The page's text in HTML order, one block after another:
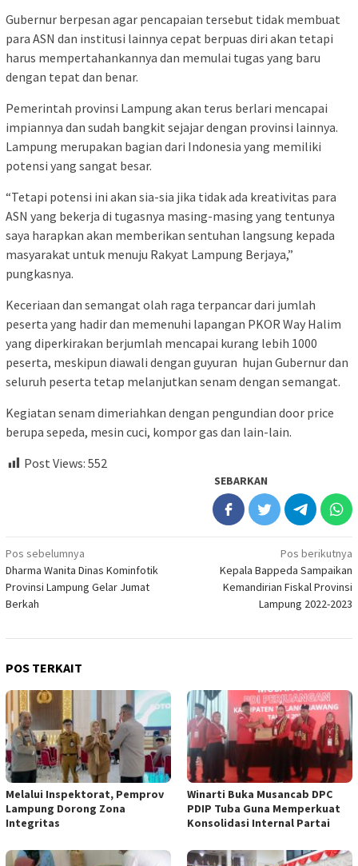
Gubernur berpesan agar pencapaian tersebut tidak membuat
para ASN dan institusi lainnya cepat berpuas diri akan tetapi
harus mempertahankannya dan memulai tugas yang baru
dengan tepat dan benar.
Pemerintah provinsi Lampung akan terus berlari mencapai
impiannya dan sudah bangkit sejajar dengan provinsi lainnya.
Lampung merupakan bagian dari Indonesia yang memiliki
potensi yang sangat besar.
“Tetapi potensi ini akan sia-sia jika tidak ada kreativitas para
ASN yang bekerja di tugasnya masing-masing yang tentunya
saya harapkan akan memberikan sentuhan langsung kepada
masyarakat untuk menuju Rakyat Lampung Berjaya,”
pungkasnya.
Keceriaan dan semangat olah raga terpancar dari jumlah
peserta yang hadir dan memenuhi lapangan PKOR Way Halim
yang diperkirakan berjumlah mencapai kurang lebih 1000
peserta, meskipun diawali dengan guyuran hujan Gubernur dan
seluruh peserta tetap melanjutkan senam dengan semangat.
Kegiatan senam dimeriahkan dengan pengundian door price
berupa sepeda, mesin cuci, kompor gas dan lain-lain.
Post Views: 552
SEBARKAN
Navigasi
pos
Pos sebelumnya
Dharma Wanita Dinas Kominfotik
Provinsi Lampung Gelar Jumat
Berkah
Pos berikutnya
Kepala Bappeda Sampaikan
Kemandirian Fiskal Provinsi
Lampung 2022-2023
POS TERKAIT
Melalui Inspektorat, Pemprov
Lampung Dorong Zona
Integritas
Winarti Buka Musancab DPC
PDIP Tuba Guna Memperkuat
Konsolidasi Internal Partai